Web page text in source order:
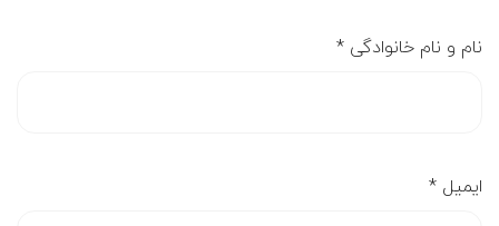
نام و نام خانوادگی *
ایمیل *